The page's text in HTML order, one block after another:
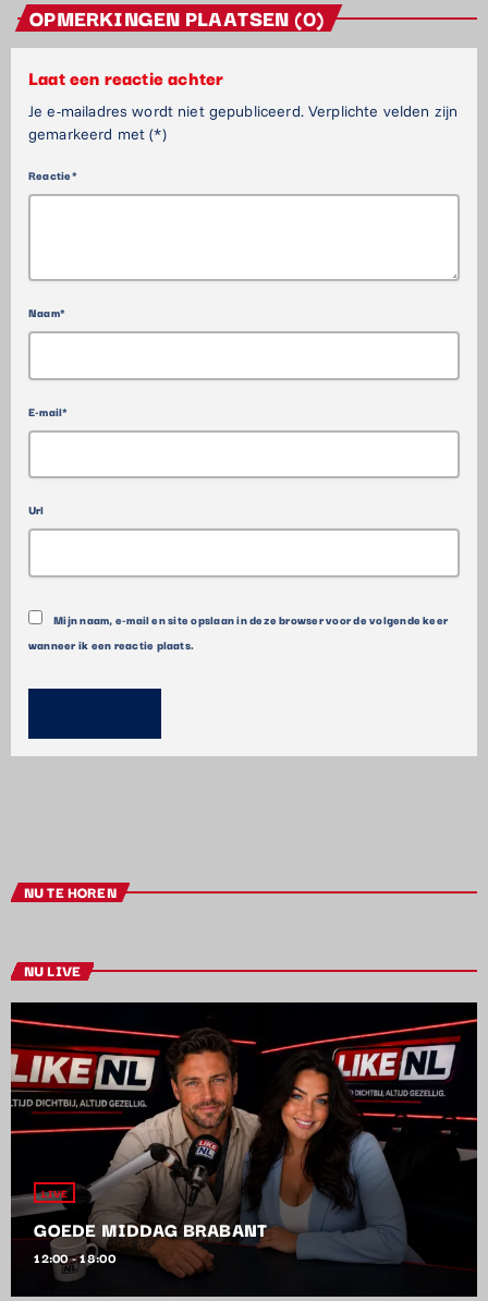
OPMERKINGEN PLAATSEN (0)
Laat een reactie achter
Je e-mailadres wordt niet gepubliceerd. Verplichte velden zijn
gemarkeerd met (*)
Reactie*
Naam*
E-mail*
Url
Mijn naam, e-mail en site opslaan in deze browser voor de volgende keer
wanneer ik een reactie plaats.
NU TE HOREN
NU LIVE
LIVE
GOEDE MIDDAG BRABANT
12:00 - 18:00